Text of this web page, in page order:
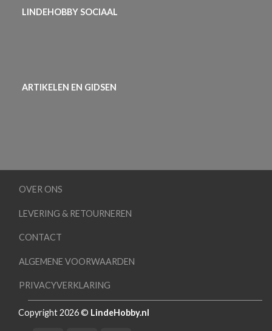
LINDEHOBBY SOCIAAL
ARTIKELEN EN GIDSEN
OVER ONS
LEVERING & RETOURNEREN
CONTACT
ALGEMENE VOORWAARDEN
PRIVACYVERKLARING
Copyright 2026 © LindeHobby.nl